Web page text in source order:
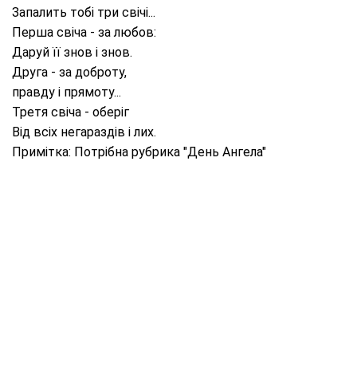
Запалить тобі три свічі...
Перша свіча - за любов:
Даруй її знов і знов.
Друга - за доброту,
правду і прямоту...
Третя свіча - оберіг
Від всіх негараздів і лих.
Примітка: Потрібна рубрика "День Ангела"